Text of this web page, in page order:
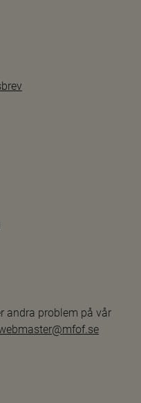
andra problem på vår